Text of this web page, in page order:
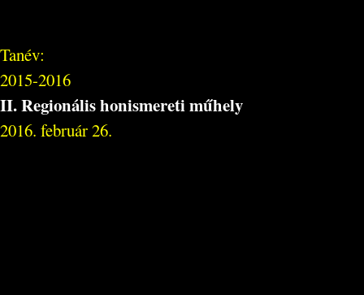
Tanév:
2015-2016
II. Regionális honismereti műhely
2016. február 26.